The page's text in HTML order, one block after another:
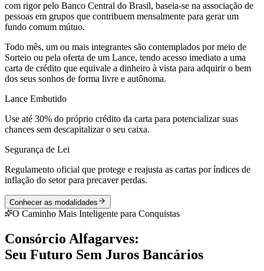
com rigor pelo Banco Central do Brasil, baseia-se na associação de
pessoas em grupos que contribuem mensalmente para gerar um
fundo comum mútuo.
Todo mês, um ou mais integrantes são contemplados por meio de
Sorteio ou pela oferta de um Lance, tendo acesso imediato a uma
carta de crédito que equivale a dinheiro à vista para adquirir o bem
dos seus sonhos de forma livre e autônoma.
Lance Embutido
Use até 30% do próprio crédito da carta para potencializar suas
chances sem descapitalizar o seu caixa.
Segurança de Lei
Regulamento oficial que protege e reajusta as cartas por índices de
inflação do setor para precaver perdas.
Conhecer as modalidades
O Caminho Mais Inteligente para Conquistas
Consórcio Alfagarves:
Seu Futuro Sem Juros Bancários